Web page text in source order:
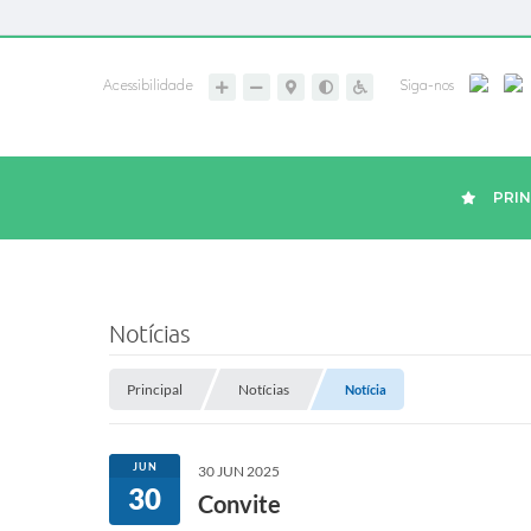
Acessibilidade Siga-nos
Notícias
Principal Notícias Notícia
JUN
30
30 JUN 2025
Convite